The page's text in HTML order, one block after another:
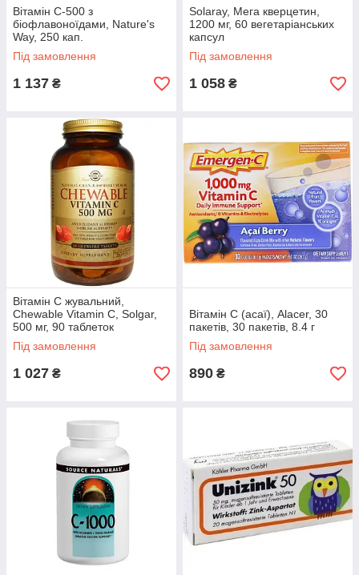
Дізнатися більше
Піколінат цинку, 25 мг, 60 таблеток
Біологічно активна добавка, нормалізує обмін
необхідну концентрацію вітаміну Е в крові.
Вироблено в США.
Дізнатися більше
Вітамін С-500 з
біофлавоноїдами, Nature's
Way, 250 кап.
Під замовлення
1 137 ₴
Solaray, Мега кверцетин,
1200 мг, 60 вегетаріанських
капсул
Під замовлення
1 058 ₴
Вітамін С жувальний,
Chewable Vitamin C, Solgar,
500 мг, 90 таблеток
Під замовлення
1 027 ₴
Вітамін С (асаї), Alacer, 30
пакетів, 30 пакетів, 8.4 г
Під замовлення
890 ₴